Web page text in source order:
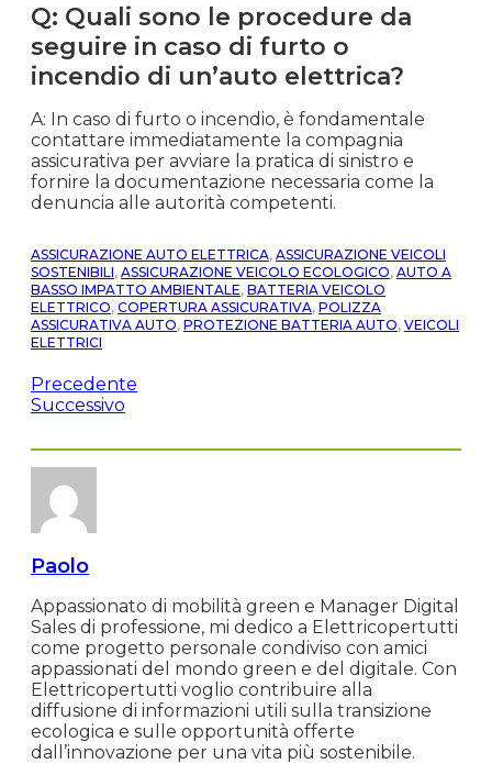
Q: Quali sono le procedure da
seguire in caso di furto o
incendio di un’auto elettrica?
A: In caso di furto o incendio, è fondamentale
contattare immediatamente la compagnia
assicurativa per avviare la pratica di sinistro e
fornire la documentazione necessaria come la
denuncia alle autorità competenti.
ASSICURAZIONE AUTO ELETTRICA, ASSICURAZIONE VEICOLI
SOSTENIBILI, ASSICURAZIONE VEICOLO ECOLOGICO, AUTO A
BASSO IMPATTO AMBIENTALE, BATTERIA VEICOLO
ELETTRICO, COPERTURA ASSICURATIVA, POLIZZA
ASSICURATIVA AUTO, PROTEZIONE BATTERIA AUTO, VEICOLI
ELETTRICI
Precedente
Successivo
Paolo
Appassionato di mobilità green e Manager Digital
Sales di professione, mi dedico a Elettricopertutti
come progetto personale condiviso con amici
appassionati del mondo green e del digitale. Con
Elettricopertutti voglio contribuire alla
diffusione di informazioni utili sulla transizione
ecologica e sulle opportunità offerte
dall’innovazione per una vita più sostenibile.